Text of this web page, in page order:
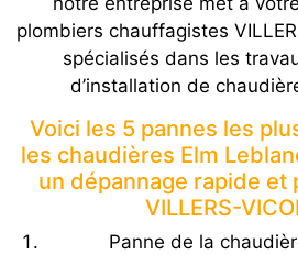
plombiers chauffagistes
spécialisés dans les
d’installation de
Voici les 5 pannes les
les chaudières Elm
un dépannage rapide et
VILLERS-
Panne de la